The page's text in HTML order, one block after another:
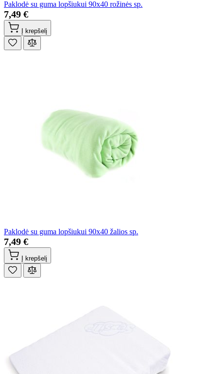
Paklodė su guma lopšiukui 90x40 rožinės sp.
7,49 €
Į krepšelį
Paklodė su guma lopšiukui 90x40 žalios sp.
7,49 €
Į krepšelį